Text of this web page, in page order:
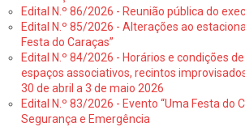
Edital N.º 86/2026 - Reunião pública do
Edital N.º 85/2026 - Alterações ao
Festa do Caraças”
Edital N.º 84/2026 - Horários e condições
espaços associativos, recintos
30 de abril a 3 de maio 2026
Edital N.º 83/2026 - Evento “Uma Festa do
Segurança e Emergência